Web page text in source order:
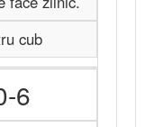
cub
6